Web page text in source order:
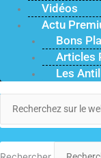
Vidéos
Actu
Bons
Articles
Les